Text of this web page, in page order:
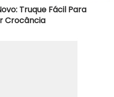
Truque Fácil Para
Crocância